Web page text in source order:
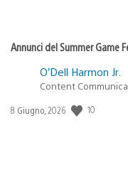
Annunci del Summer Game
O’Dell Harmon Jr.
Content
Data
8 Giugno, 2026 10